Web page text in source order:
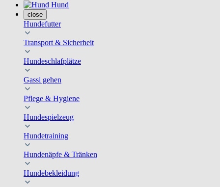
Hund
close
Hundefutter
Transport & Sicherheit
Hundeschlafplätze
Gassi gehen
Pflege & Hygiene
Hundespielzeug
Hundetraining
Hundenäpfe & Tränken
Hundebekleidung